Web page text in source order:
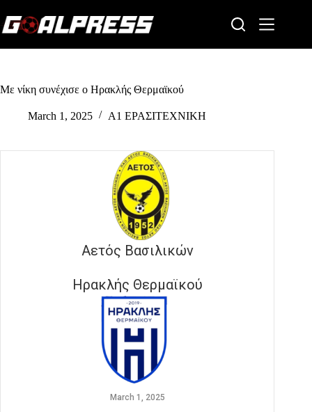
to
content
Με νίκη συνέχισε ο Ηρακλής Θερμαϊκού
March 1, 2025 Α1 ΕΡΑΣΙΤΕΧΝΙΚΗ
Αετός Βασιλικών
Ηρακλής Θερμαϊκού
March 1, 2025